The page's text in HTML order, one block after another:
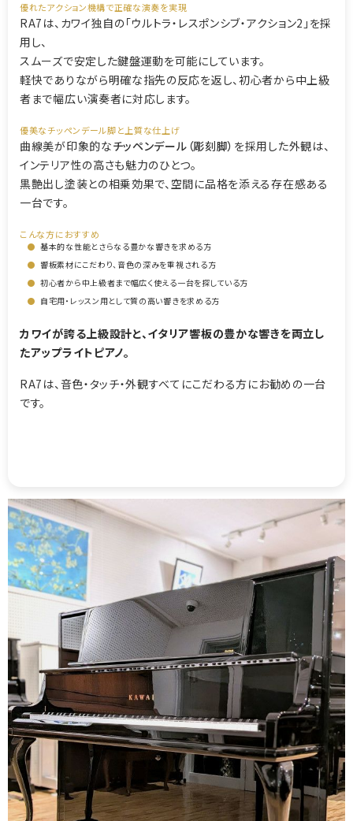
優れたアクション機構で正確な演奏を実現
RA7は、カワイ独自の「ウルトラ・レスポンシブ・アクション2」を採
用し、
スムーズで安定した鍵盤運動を可能にしています。
軽快でありながら明確な指先の反応を返し、初心者から中上級
者まで幅広い演奏者に対応します。
優美なチッペンデール脚と上質な仕上げ
曲線美が印象的なチッペンデール（彫刻脚） を採用した外観は、
インテリア性の高さも魅力のひとつ。
黒艶出し塗装との相乗効果で、空間に品格を添える存在感ある
一台です。
こんな方におすすめ
● 基本的な性能とさらなる豊かな響きを求める方
● 響板素材にこだわり、音色の深みを重視される方
● 初心者から中上級者まで幅広く使える一台を探している方
● 自宅用・レッスン用として質の高い響きを求める方
カワイが誇る上級設計と、イタリア響板の豊かな響きを両立し
たアップライトピアノ。
RA7は、音色・タッチ・外観すべてにこだわる方にお勧めの一台
です。